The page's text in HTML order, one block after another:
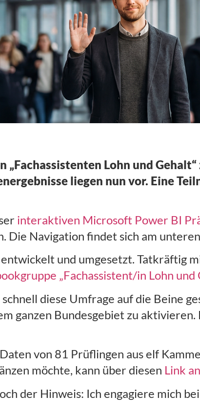
Fachassistent
Lohn und
liegen nun vor. Eine
interaktiven Microsoft Power BI
Die Navigation findet sich am
und umgesetzt. Tatkräftig
„Fachassistent/in Lohn und
diese Umfrage auf die Beine
ganzen Bundesgebiet zu
von 81 Prüflingen aus elf
möchte, kann über diesen Link
der Hinweis: Ich engagiere mich